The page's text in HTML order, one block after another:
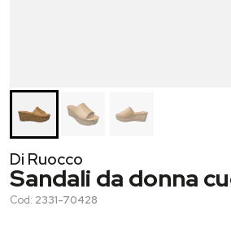
Di Ruocco
Sandali da donna
Cod: 2331-70428